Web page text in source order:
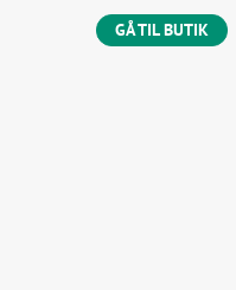
GÅ TIL BUTIK